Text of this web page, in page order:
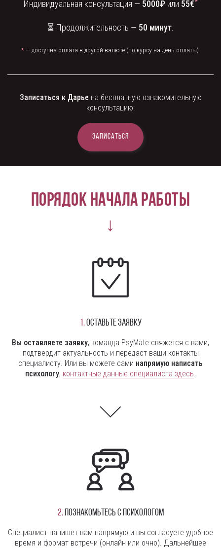
Индивидуальная консультация — 5000₽ или 55€
⏳ Продолжительность — 50 минут
* — доступна оплата в другой валюте (по курсу на день оплаты).
Записаться к Дарье на бесплатную ознакомительную
консультацию:
Записаться
Порядок начала работы
↓
1.Оставьте заявку
Вы оставляете заявку, команда PsyMate свяжется с вами,
подтвердит актуальность и передаст ваши контакты
специалисту. Или вы можете сами напрямую написать
психологу, контактные данные специалиста здесь.
2.Познакомьтесь с психологом
Специалист напишет вам напрямую и вы согласуете удобное
время и формат встречи (онлайн или очно). Дальнейшее